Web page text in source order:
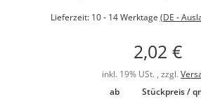
Lieferzeit: 10 - 14 Werktage (DE -
2,02 €
inkl. 19% USt. , zzgl.
ab
Stückpreis /